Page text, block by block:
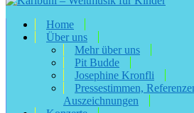
Home
Über uns
Mehr über uns
Pit Budde
Josephine Kronfli
Pressestimmen,
Auszeichnungen